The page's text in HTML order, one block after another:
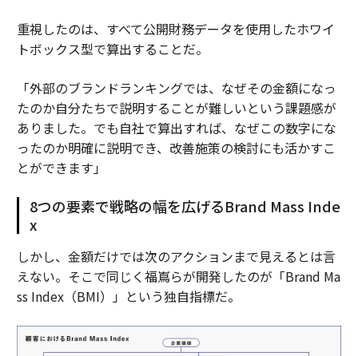
重視したのは、すべて公開財務データを使用したホワイ
トボックス型で算出することだ。
「外部のブランドランキングでは、なぜその金額になっ
たのか自分たちで説明することが難しいという課題感が
ありました。でも自社で算出すれば、なぜこの数字にな
ったのか明確に説明でき、改善施策の検討にも活かすこ
とができます」
8つの要素で戦略の幅を広げるBrand Mass Inde
x
しかし、金額だけでは次のアクションまで見えるとは言
えない。そこで同じく福嶌らが開発したのが「Brand Ma
ss Index（BMI）」という独自指標だ。